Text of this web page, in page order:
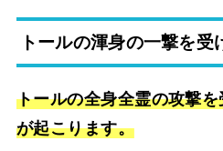
トールの渾身の一撃を
トールの全身全霊の攻撃
が起こります。